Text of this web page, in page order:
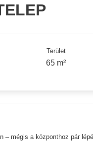
Terület
65 m²
mégis a központhoz pár